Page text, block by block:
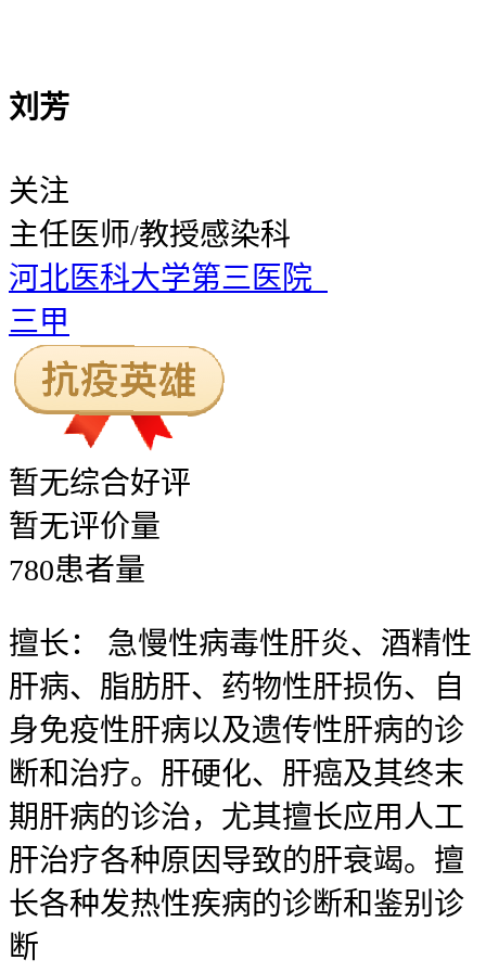
刘芳
关注
主任医师/教授感染科
河北医科大学第三医院
三甲
暂无综合好评
暂无评价量
780患者量
擅长：
急慢性病毒性肝炎、酒精性
肝病、脂肪肝、药物性肝损伤、自
身免疫性肝病以及遗传性肝病的诊
断和治疗。肝硬化、肝癌及其终末
期肝病的诊治，尤其擅长应用人工
肝治疗各种原因导致的肝衰竭。擅
长各种发热性疾病的诊断和鉴别诊
断